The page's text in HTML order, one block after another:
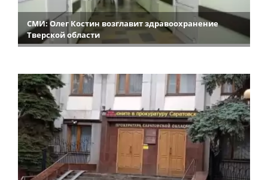
СМИ: Олег Костин возглавит здравоохранение
Тверской области